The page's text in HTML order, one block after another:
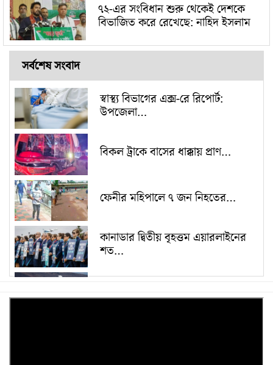
৭২-এর সংবিধান শুরু থেকেই দেশকে
বিভাজিত করে রেখেছে: নাহিদ ইসলাম
সর্বশেষ সংবাদ
স্বাস্থ্য বিভাগের এক্স-রে রিপোর্ট:
উপজেলা…
বিকল ট্রাকে বাসের ধাক্কায় প্রাণ…
ফেনীর মহিপালে ৭ জন নিহতের…
কানাডার দ্বিতীয় বৃহত্তম এয়ারলাইনের
শত…
ফেলেছে…